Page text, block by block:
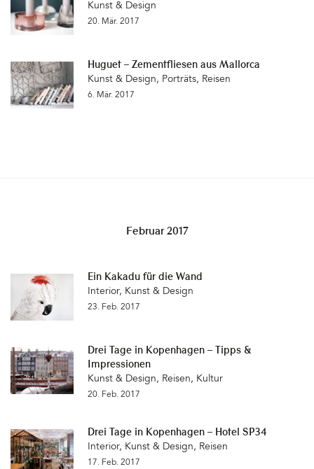
Kunst & Design
20. Mär. 2017
Huguet – Zementfliesen aus Mallorca
Kunst & Design, Porträts, Reisen
6. Mär. 2017
Februar 2017
Ein Kakadu für die Wand
Interior, Kunst & Design
23. Feb. 2017
Drei Tage in Kopenhagen – Tipps &
Impressionen
Kunst & Design, Reisen, Kultur
20. Feb. 2017
Drei Tage in Kopenhagen – Hotel SP34
Interior, Kunst & Design, Reisen
17. Feb. 2017